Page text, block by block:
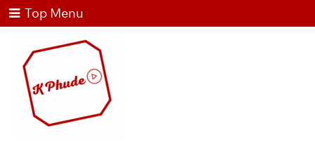
Top Menu